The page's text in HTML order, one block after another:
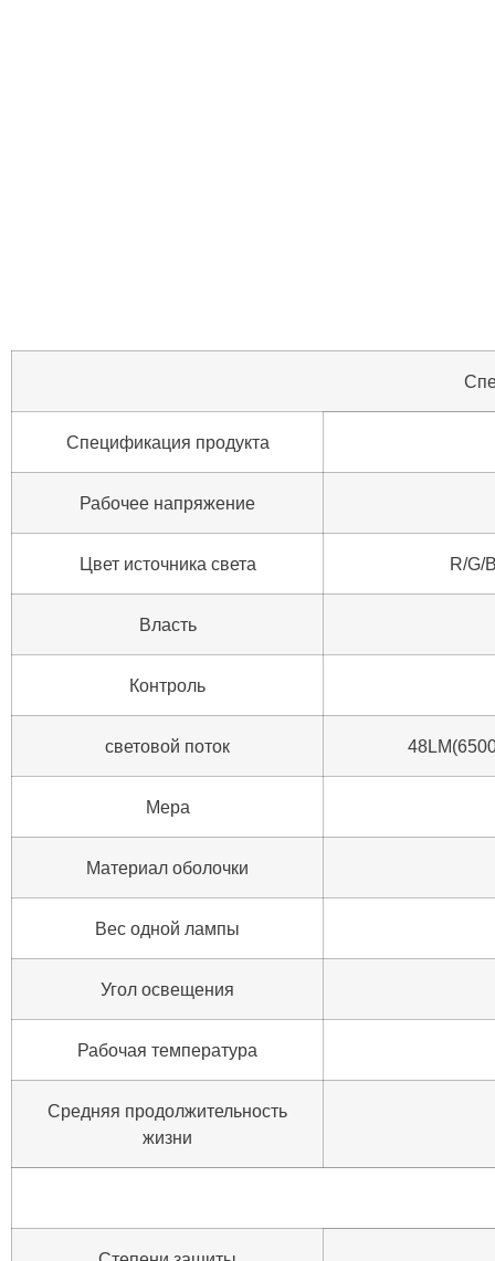
Спецификация продукта
Рабочее напряжение
Цвет источника света R/G/
Власть
Контроль
световой поток
Мера
Материал оболочки
Вес одной лампы
Угол освещения
Рабочая температура
Средняя продолжительность
жизни